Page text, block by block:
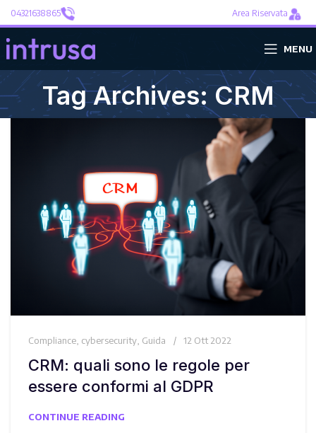
04321638865 Area Riservata
MENU
Tag Archives: CRM
Compliance cybersecurity Guida 12 Ott 2022
CRM: quali sono le regole per
essere conformi al GDPR
CONTINUE READING